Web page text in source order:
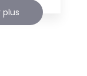
plus